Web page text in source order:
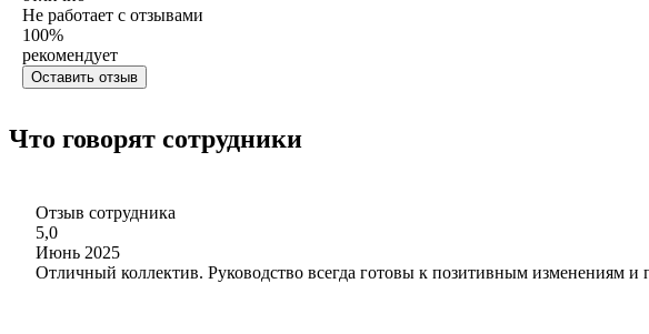
Не работает с отзывами
100%
рекомендует
Оставить отзыв
Что говорят сотрудники
Отзыв сотрудника
5,0
Июнь 2025
Отличный коллектив. Руководство всегда готовы к позитивным изменениям